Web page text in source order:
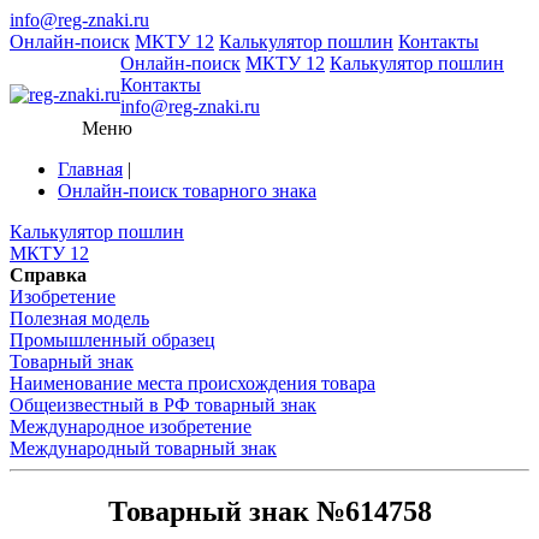
info@reg-znaki.ru
Онлайн-поиск МКТУ 12 Калькулятор пошлин Контакты
Онлайн-поиск МКТУ 12 Калькулятор пошлин
Контакты
info@reg-znaki.ru
Меню
Главная |
Онлайн-поиск товарного знака
Калькулятор пошлин
МКТУ 12
Справка
Изобретение
Полезная модель
Промышленный образец
Товарный знак
Наименование места происхождения товара
Общеизвестный в РФ товарный знак
Международное изобретение
Международный товарный знак
Товарный знак №614758